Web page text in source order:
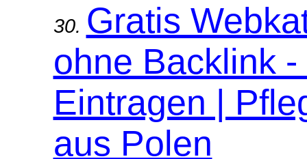
30. Gratis
ohne Backlink
Eintragen |
aus Polen